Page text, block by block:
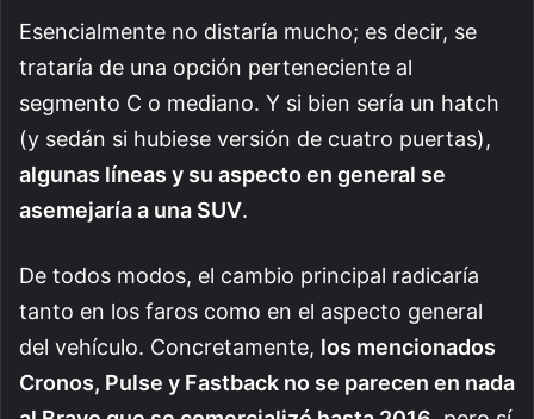
Esencialmente no distaría mucho; es decir, se
trataría de una opción perteneciente al
segmento C o mediano. Y si bien sería un hatch
(y sedán si hubiese versión de cuatro puertas),
algunas líneas y su aspecto en general se
asemejaría a una SUV.
De todos modos, el cambio principal radicaría
tanto en los faros como en el aspecto general
del vehículo. Concretamente, los mencionados
Cronos, Pulse y Fastback no se parecen en nada